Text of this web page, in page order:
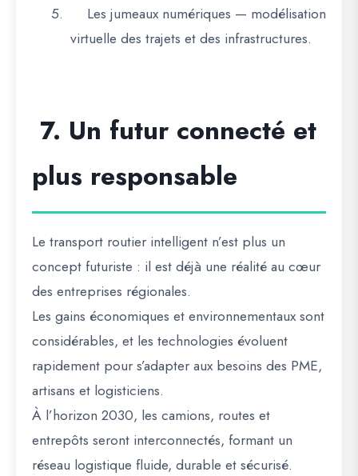
5.
Les jumeaux numériques — modélisation
virtuelle des trajets et des infrastructures.
7. Un futur connecté et
plus responsable
Le transport routier intelligent n’est plus un
concept futuriste : il est déjà une réalité au cœur
des entreprises régionales.
Les gains économiques et environnementaux sont
considérables, et les technologies évoluent
rapidement pour s’adapter aux besoins des PME,
artisans et logisticiens.
À l’horizon 2030, les camions, routes et
entrepôts seront interconnectés, formant un
réseau logistique fluide, durable et sécurisé.